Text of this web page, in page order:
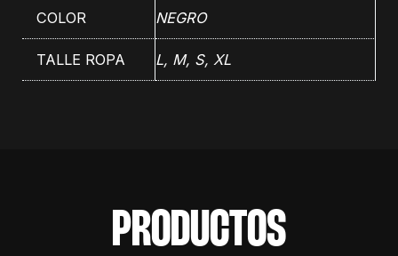
COLOR NEGRO
TALLE ROPA L, M, S, XL
PRODUCTOS